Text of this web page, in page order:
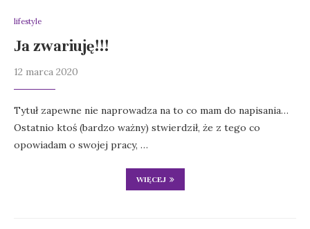
lifestyle
Ja zwariuję!!!
12 marca 2020
Tytuł zapewne nie naprowadza na to co mam do napisania…
Ostatnio ktoś (bardzo ważny) stwierdził, że z tego co
opowiadam o swojej pracy, …
WIĘCEJ